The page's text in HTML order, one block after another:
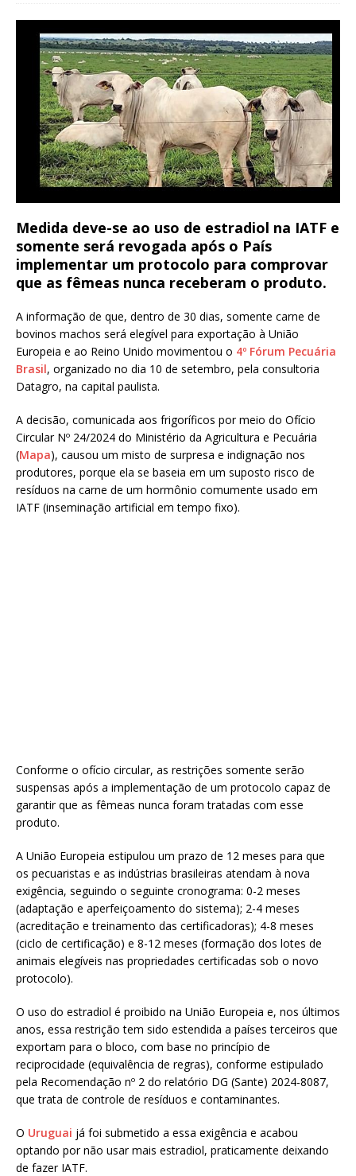
Medida deve-se ao uso de estradiol na IATF e
somente será revogada após o País
implementar um protocolo para comprovar
que as fêmeas nunca receberam o produto.
A informação de que, dentro de 30 dias, somente carne de
bovinos machos será elegível para exportação à União
Europeia e ao Reino Unido movimentou o 4º Fórum Pecuária
Brasil, organizado no dia 10 de setembro, pela consultoria
Datagro, na capital paulista.
A decisão, comunicada aos frigoríficos por meio do Ofício
Circular Nº 24/2024 do Ministério da Agricultura e Pecuária
(Mapa), causou um misto de surpresa e indignação nos
produtores, porque ela se baseia em um suposto risco de
resíduos na carne de um hormônio comumente usado em
IATF (inseminação artificial em tempo fixo).
Conforme o ofício circular, as restrições somente serão
suspensas após a implementação de um protocolo capaz de
garantir que as fêmeas nunca foram tratadas com esse
produto.
A União Europeia estipulou um prazo de 12 meses para que
os pecuaristas e as indústrias brasileiras atendam à nova
exigência, seguindo o seguinte cronograma: 0-2 meses
(adaptação e aperfeiçoamento do sistema); 2-4 meses
(acreditação e treinamento das certificadoras); 4-8 meses
(ciclo de certificação) e 8-12 meses (formação dos lotes de
animais elegíveis nas propriedades certificadas sob o novo
protocolo).
O uso do estradiol é proibido na União Europeia e, nos últimos
anos, essa restrição tem sido estendida a países terceiros que
exportam para o bloco, com base no princípio de
reciprocidade (equivalência de regras), conforme estipulado
pela Recomendação nº 2 do relatório DG (Sante) 2024-8087,
que trata de controle de resíduos e contaminantes.
O Uruguai já foi submetido a essa exigência e acabou
optando por não usar mais estradiol, praticamente deixando
de fazer IATF.